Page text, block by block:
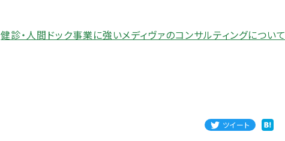
健診・人間ドック事業に強いメディヴァのコンサルティングについて
ツイート